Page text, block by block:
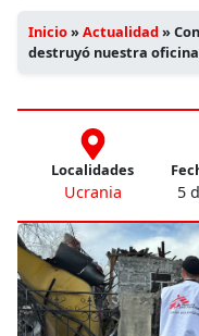
Inicio»Actualidad»
destruyó nuestra
Localidades
Ucrania 5